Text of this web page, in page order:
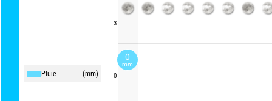
Pluie (mm)
3
0
0
mm